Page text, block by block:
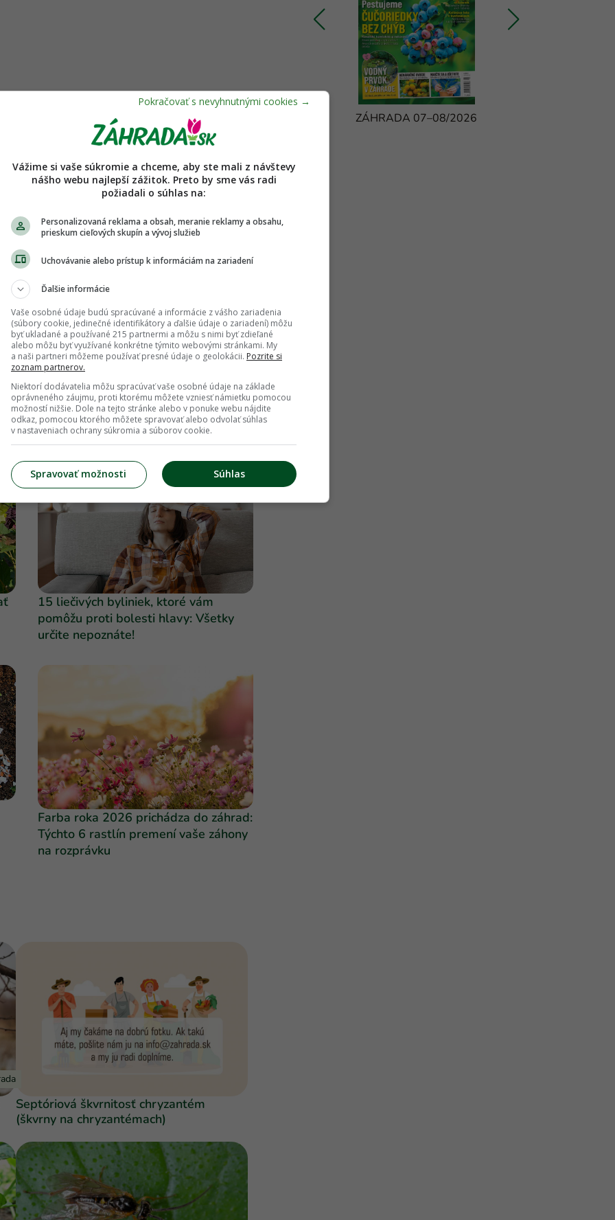
listov a aj tých, ktoré počas
sa udržiavanie svetlej a vzdušnej
opadávanie listov hrušiek; sivasté
choroby hrušiek; hrušky; hubové
15 liečivých byliniek, ktoré vám
pomôžu proti bolesti hlavy: Všetky
určite nepoznáte!
Farba roka 2026 prichádza do záhrad:
Týchto 6 rastlín premení vaše záhony
na rozprávku
Septóriová škvrnitosť chryzantém
(škvrny na chryzantémach)
ZÁHRADA 07–08/2026
Vážime si vaše súkromie a chceme, aby ste mali z návštevy
nášho webu najlepší zážitok. Preto by sme vás radi
požiadali o súhlas na:
Personalizovaná reklama a obsah, meranie reklamy a obsahu,
prieskum cieľových skupín a vývoj služieb
Uchovávanie alebo prístup k informáciám na zariadení
Ďalšie informácie
Vaše osobné údaje budú spracúvané a informácie z vášho zariadenia
(súbory cookie, jedinečné identifikátory a ďalšie údaje o zariadení) môžu
byť ukladané a používané 215 partnermi a môžu s nimi byť zdieľané
alebo môžu byť využívané konkrétne týmito webovými stránkami. My
a naši partneri môžeme používať presné údaje o geolokácii. Pozrite si
zoznam partnerov.
Niektorí dodávatelia môžu spracúvať vaše osobné údaje na základe
oprávneného záujmu, proti ktorému môžete vzniesť námietku pomocou
možností nižšie. Dole na tejto stránke alebo v ponuke webu nájdite
odkaz, pomocou ktorého môžete spravovať alebo odvolať súhlas
v nastaveniach ochrany súkromia a súborov cookie.
Súhlas
Spravovať možnosti